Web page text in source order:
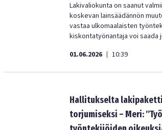
Lakivaliokunta on saanut
koskevan lainsäädännön
vastaa ulkomaalaisten
kiskontatyönantaja voi saada
01.06.2026 | 10:39
Hallitukselta
torjumiseksi – Meri: